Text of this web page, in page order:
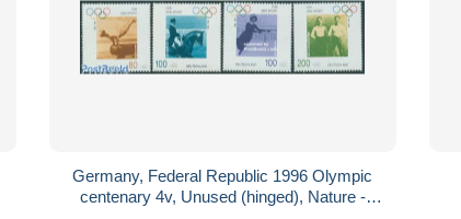
Germany, Federal Republic 1996 Olympic
centenary 4v, Unused (hinged), Nature -